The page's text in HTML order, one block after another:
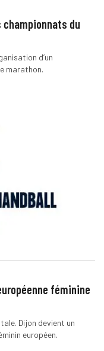
du
d’un
marathon.
féminine
Dijon devient un
européen.